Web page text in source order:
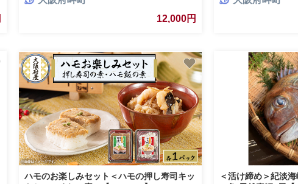
12,000円
ゼント 大阪府 冷凍
ハモのお楽しみセット＜ハモの押し寿司キッ
＜活け締め＞紀淡